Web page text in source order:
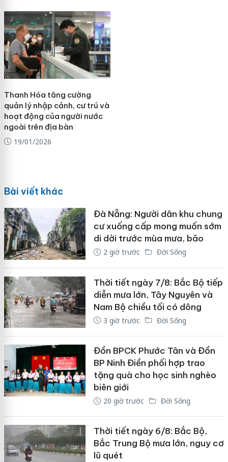
Thanh Hóa tăng cường
quản lý nhập cảnh, cư trú và
hoạt động của người nước
ngoài trên địa bàn
19/01/2026
Bài viết khác
Đà Nẵng: Người dân khu chung
cư xuống cấp mong muốn sớm
di dời trước mùa mưa, bão
2 giờ trước Đời Sống
Thời tiết ngày 7/8: Bắc Bộ tiếp
diễn mưa lớn, Tây Nguyên và
Nam Bộ chiều tối có dông
3 giờ trước Đời Sống
Đồn BPCK Phước Tân và Đồn
BP Ninh Điền phối hợp trao
tặng quà cho học sinh nghèo
biên giới
20 giờ trước Đời Sống
Thời tiết ngày 6/8: Bắc Bộ,
Bắc Trung Bộ mưa lớn, nguy cơ
lũ quét